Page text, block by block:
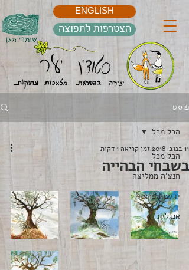
הצטרפות לתפוצה
ENGLISH
פוסט
הכל מכל
חנצ'ה ממליצה
ידיעות פרא
אנגלית
הכל מכל
בשבחי הבהייה
11 בנוב׳ 2018 זמן קריאה 1 דקות